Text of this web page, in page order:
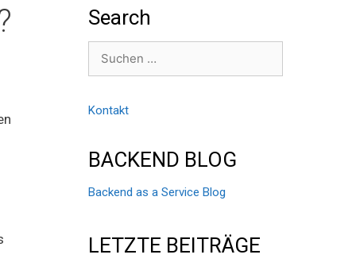
Search
nach:
Kontakt
BACKEND BLOG
Backend as a Service Blog
LETZTE BEITRÄGE